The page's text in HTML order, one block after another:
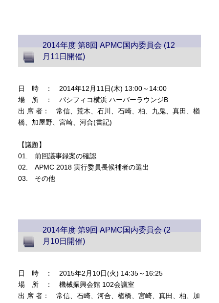
2014年度 第8回 APMC国内委員会 (12
月11日開催)
日 時 ： 2014年12月11日(木) 13:00～14:00
場 所 ： パシフィコ横浜 ハーバーラウンジB
出 席 者： 常信、荒木、石川、石崎、柏、九鬼、真田、楢
橋、加屋野、宮崎、河合(書記)
【議題】
01. 前回議事録案の確認
02. APMC 2018 実行委員長候補者の選出
03. その他
2014年度 第9回 APMC国内委員会 (2
月10日開催)
日 時 ： 2015年2月10日(火) 14:35～16:25
場 所 ： 機械振興会館 102会議室
出 席 者： 常信、石崎、河合、楢橋、宮崎、真田、柏、加